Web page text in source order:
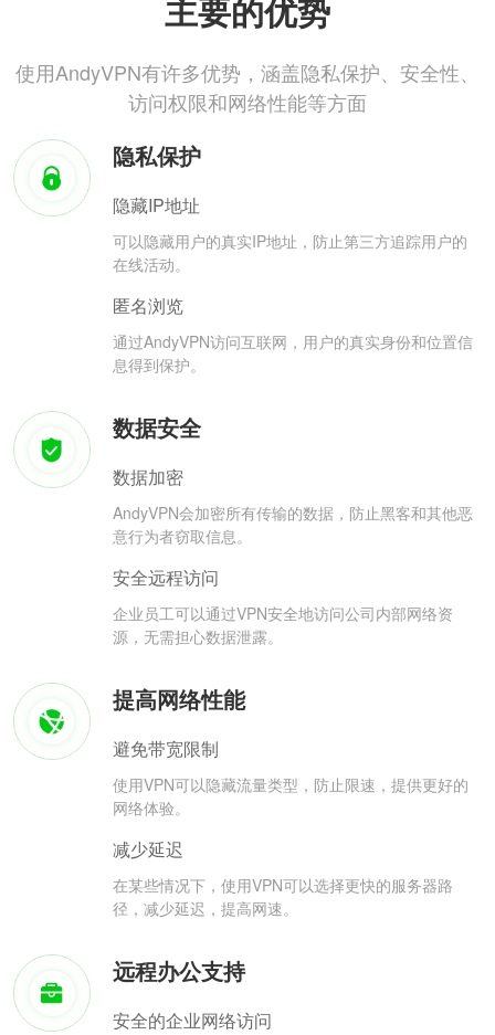
主要的优势
使用AndyVPN有许多优势，涵盖隐私保护、安全性、
访问权限和网络性能等方面
隐私保护
隐藏IP地址
可以隐藏用户的真实IP地址，防止第三方追踪用户的
在线活动。
匿名浏览
通过AndyVPN访问互联网，用户的真实身份和位置信
息得到保护。
数据安全
数据加密
AndyVPN会加密所有传输的数据，防止黑客和其他恶
意行为者窃取信息。
安全远程访问
企业员工可以通过VPN安全地访问公司内部网络资
源，无需担心数据泄露。
提高网络性能
避免带宽限制
使用VPN可以隐藏流量类型，防止限速，提供更好的
网络体验。
减少延迟
在某些情况下，使用VPN可以选择更快的服务器路
径，减少延迟，提高网速。
远程办公支持
安全的企业网络访问